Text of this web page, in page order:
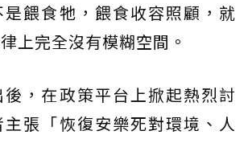
餵食牠，餵食收容照顧，就
上完全沒有模糊空間。
，在政策平台上掀起熱烈討
張「恢復安樂死對環境、人